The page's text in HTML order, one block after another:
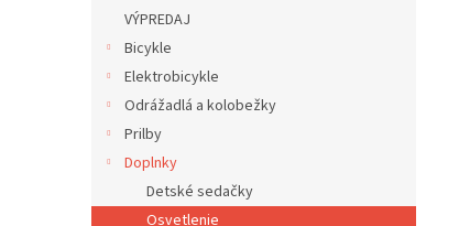
VÝPREDAJ
Bicykle
Elektrobicykle
Odrážadlá a kolobežky
Prilby
Doplnky
Detské sedačky
Osvetlenie